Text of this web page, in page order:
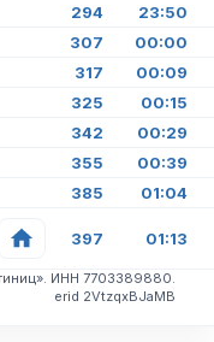
294 23:50
307 00:00
317 00:09
325 00:15
342 00:29
355 00:39
385 01:04
397 01:13
ИНН 7703389880.
erid 2VtzqxBJaMB